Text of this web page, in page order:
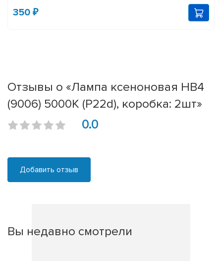
350 ₽
Отзывы о «Лампа ксеноновая HB4
(9006) 5000K (P22d), коробка: 2шт»
0.0
Добавить отзыв
Вы недавно смотрели